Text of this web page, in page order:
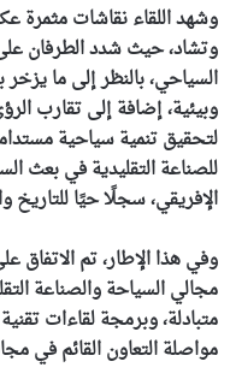
وشهد اللقاء نقاشات مثمرة
وتشاد، حيث شدد الطرفان
السياحي، بالنظر إلى ما
وبيئية، إضافة إلى تقارب
لتحقيق تنمية سياحية
للصناعة التقليدية في بعث
الإفريقي، سجلًا حيًا
وفي هذا الإطار، تم
مجالي السياحة والصناعة
متبادلة، وبرمجة لقاءات
مواصلة التعاون القائم في